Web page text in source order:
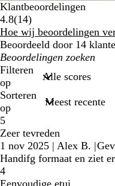
Klantbeoordelingen
4.8(1414
klantbeoordelingen
)
Hoe wij beoordelingen
Beoordeeld door 14
Mijn
zoekopdrachten
Filteren
op
Sorteren
op
5
Zeer tevreden
1 nov 2025 | Alex B. |
Handifg formaat en ziet
4